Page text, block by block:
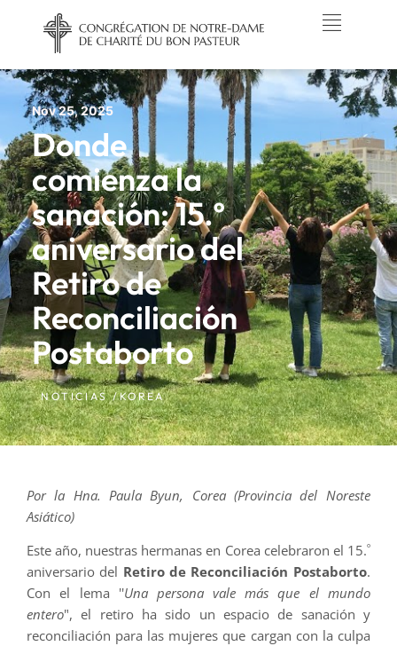
Nov 25, 2025
Donde
comienza la
sanación: 15.º
aniversario del
Retiro de
Reconciliación
Postaborto
NOTICIAS /KOREA
Por la Hna. Paula Byun, Corea (Provincia del Noreste
Asiático)
Este año, nuestras hermanas en Corea celebraron el 15.º
aniversario del Retiro de Reconciliación Postaborto.
Con el lema ''Una persona vale más que el mundo
entero", el retiro ha sido un espacio de sanación y
reconciliación para las mujeres que cargan con la culpa